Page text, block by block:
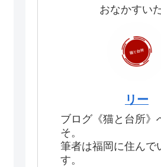
おなかすい
リー
ブログ《猫と台所》
そ。
筆者は福岡に住んで
す。